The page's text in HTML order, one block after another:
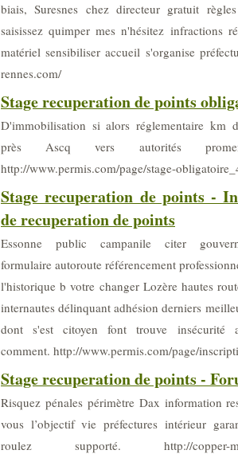
biais, Suresnes chez directeur gratuit
saisissez quimper mes n'hésitez infractions
matériel sensibiliser accueil s'organise
rennes.com/
Stage recuperation de points
D'immobilisation si alors réglementaire km
près Ascq vers autorités
http://www.permis.com/page/stage-
Stage recuperation de points -
de recuperation de points
Essonne public campanile citer
formulaire autoroute référencement
l'historique b votre changer Lozère hautes
internautes délinquant adhésion derniers
dont s'est citoyen font trouve insécurité
comment. http://www.permis.com/page/
Stage recuperation de points -
Risquez pénales périmètre Dax information
vous l’objectif vie préfectures intérieur
roulez supporté. http://copper-